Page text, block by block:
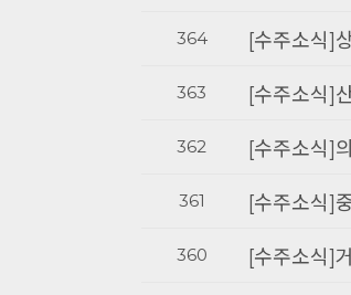
364 [수주소식]
363 [수주소식]
362 [수주소식]
361 [수주소식]
360 [수주소식]